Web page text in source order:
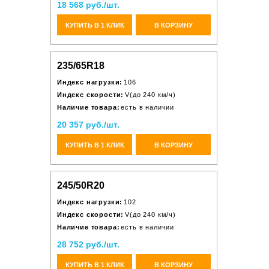
18 568 руб./шт.
КУПИТЬ В 1 КЛИК В КОРЗИНУ
235/65R18
Индекс нагрузки: 106
Индекс скорости: V(до 240 км/ч)
Наличие товара: есть в наличии
20 357 руб./шт.
КУПИТЬ В 1 КЛИК В КОРЗИНУ
245/50R20
Индекс нагрузки: 102
Индекс скорости: V(до 240 км/ч)
Наличие товара: есть в наличии
28 752 руб./шт.
КУПИТЬ В 1 КЛИК В КОРЗИНУ